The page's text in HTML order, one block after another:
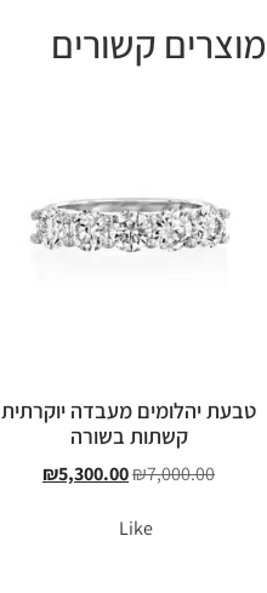
מוצרים קשורים
טבעת יהלומים מעבדה יוקרתית
קשתות בשורה
₪7,000.00
₪5,300.00
Like